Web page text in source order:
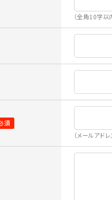
（全角10字以
（メールアド